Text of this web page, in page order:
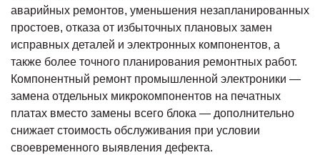
аварийных ремонтов, уменьшения незапланированных
простоев, отказа от избыточных плановых замен
исправных деталей и электронных компонентов, а
также более точного планирования ремонтных работ.
Компонентный ремонт промышленной электроники —
замена отдельных микрокомпонентов на печатных
платах вместо замены всего блока — дополнительно
снижает стоимость обслуживания при условии
своевременного выявления дефекта.